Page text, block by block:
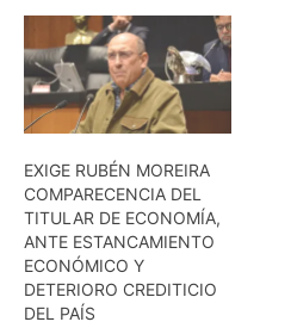
EXIGE RUBÉN MOREIRA
COMPARECENCIA DEL
TITULAR DE ECONOMÍA,
ANTE ESTANCAMIENTO
ECONÓMICO Y
DETERIORO CREDITICIO
DEL PAÍS